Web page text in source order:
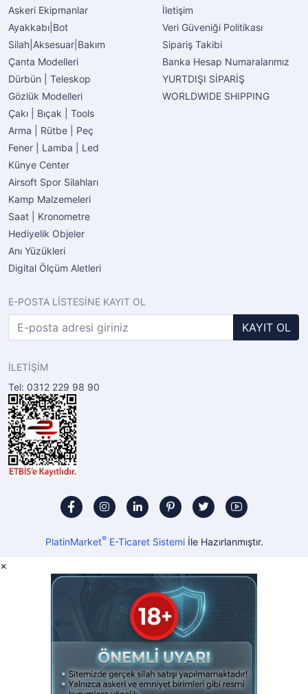
Askeri Ekipmanlar
Ayakkabı|Bot
Silah|Aksesuar|Bakım
Çanta Modelleri
Dürbün | Teleskop
Gözlük Modelleri
Çakı | Bıçak | Tools
Arma | Rütbe | Peç
Fener | Lamba | Led
Künye Center
Airsoft Spor Silahları
Kamp Malzemeleri
Saat | Kronometre
Hediyelik Objeler
Anı Yüzükleri
Digital Ölçüm Aletleri
İletişim
Veri Güveniği Politikası
Sipariş Takibi
Banka Hesap Numaralarımız
YURTDIŞI SİPARİŞ
WORLDWIDE SHIPPING
E-POSTA LİSTESİNE KAYIT OL
KAYIT OL
İLETİŞİM
Tel: 0312 229 98 90
PlatinMarket®E-Ticaret Sistemiİle Hazırlanmıştır.
×